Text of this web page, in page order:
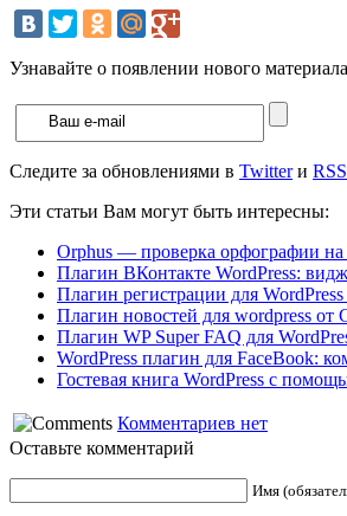
Узнавайте о появлении нового
Следите за обновлениями в Twitterи
Эти статьи Вам могут быть интересны:
Orphus — проверка орфографии на
Плагин ВКонтакте WordPress:
Плагин регистрации для
Плагин новостей для wordpress от
Плагин WP Super FAQ для
WordPress плагин для FaceBook:
Гостевая книга WordPress с
Комментариев нет
Оставьте комментарий
Имя